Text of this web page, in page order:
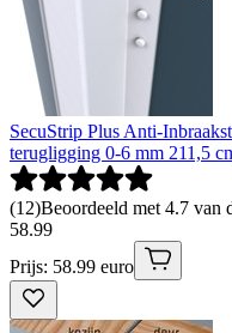
SecuStrip Plus Anti-
terugligging 0-6 mm 211,5
(12)Beoordeeld met 4.7 van
58.99
Prijs: 58.99 euro